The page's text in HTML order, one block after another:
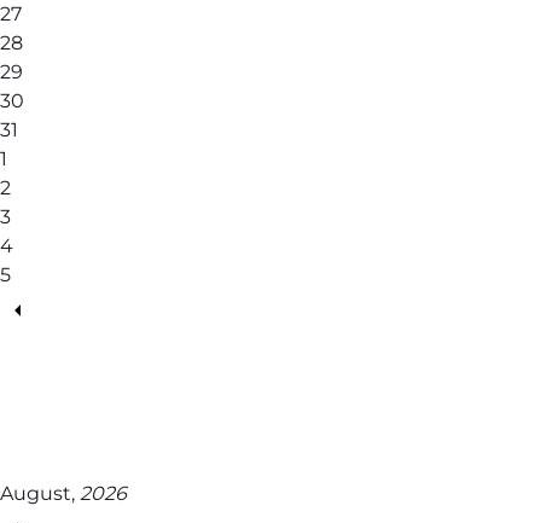
27
28
29
30
31
1
2
3
4
5
August, 2026